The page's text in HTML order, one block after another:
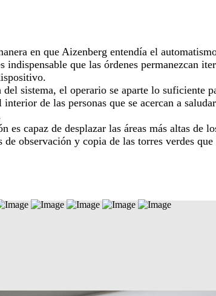
en que Aizenberg entendía el
que las órdenes permanezcan
sistema, el operario se aparte lo suficiente
de las personas que se acercan a
capaz de desplazar las áreas más altas de
observación y copia de las torres verdes